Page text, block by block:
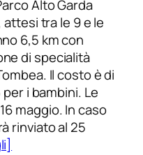
Alto Garda
tra le 9 e le
6,5 km con
di specialità
Il costo è di
i bambini. Le
maggio. In caso
rinviato al 25